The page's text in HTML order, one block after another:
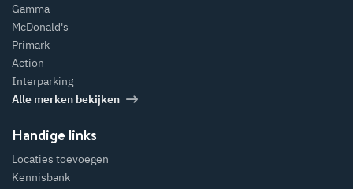
Gamma
McDonald's
Primark
Action
Interparking
Alle merken bekijken
Handige links
Locaties toevoegen
Kennisbank